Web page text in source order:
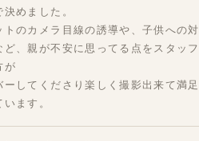
決めました。
トのカメラ目線の誘導や、子供への対
ど、親が不安に思ってる点をスタッフ
が
ーしてくださり楽しく撮影出来て満足
います。